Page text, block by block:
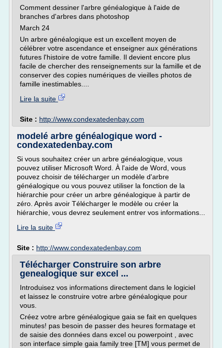
Comment dessiner l'arbre généalogique à l'aide de
branches d'arbres dans photoshop
March 24
Un arbre généalogique est un excellent moyen de
célébrer votre ascendance et enseigner aux générations
futures l'histoire de votre famille. Il devient encore plus
facile de chercher des renseignements sur la famille et de
conserver des copies numériques de vieilles photos de
famille inestimables....
Lire la suite
Site : http://www.condexatedenbay.com
modelé arbre généalogique word -
condexatedenbay.com
Si vous souhaitez créer un arbre généalogique, vous
pouvez utiliser Microsoft Word. À l'aide de Word, vous
pouvez choisir de télécharger un modèle d'arbre
généalogique ou vous pouvez utiliser la fonction de la
hiérarchie pour créer un arbre généalogique à partir de
zéro. Après avoir Télécharger le modèle ou créer la
hiérarchie, vous devrez seulement entrer vos informations...
Lire la suite
Site : http://www.condexatedenbay.com
Télécharger Construire son arbre
genealogique sur excel ...
Introduisez vos informations directement dans le logiciel
et laissez le construire votre arbre généalogique pour
vous.
Créez votre arbre généalogique gaia se fait en quelques
minutes! pas besoin de passer des heures formatage et
de saisie des données dans excel ou powerpoint , avec
son interface simple gaia family tree [TM] vous permet de